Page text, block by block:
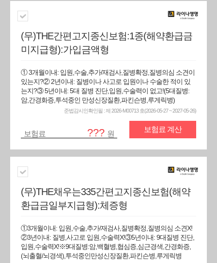
(무)THE간편고지종신보험:1종(해약환급금
미지급형):가입금액형
① 3개월이내: 입원,수술,추가/재검사,질병확정,질병의심 소견이
있는지?② 2년이내: 질병이나 사고로 입원이나 수술한 적이 있
는지?③ 5년이내: 5대 질병 진단,입원,수술력이 없고!(5대질병:
암,간경화증,투석중인 만성신장질환,파킨슨병,루게릭병)
준법감시인확인필 : 제 2026-M00713 호(2026-05-27 ~ 2027-05-26)
보험료 ??? 원
보험료 계산
(무)THE채우는335간편고지종신보험(해약
환급금일부지급형):체증형
①3개월이내: 입원,수술,추가/재검사,질병확정,질병의심 소견X!
②3년이내: 질병,사고로 입원,수술력X!③5년이내: 9대질병 진단,
입원,수술력X!※9대질병:암,백혈병,협심증,심근경색,간경화증,
(뇌출혈/뇌경색),투석중인만성신장질환,파킨슨병,루게릭병